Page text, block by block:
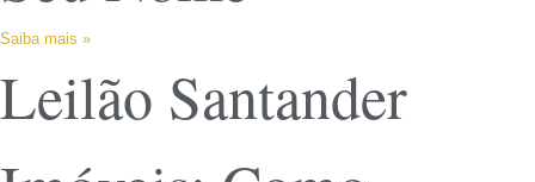
Saiba mais »
Leilão Santander